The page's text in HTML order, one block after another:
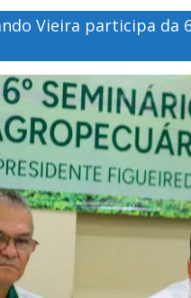
Vieira participa da